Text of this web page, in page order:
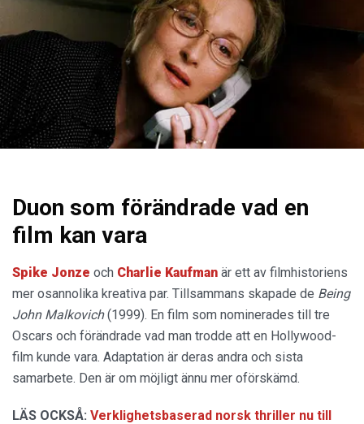
Duon som förändrade vad en
film kan vara
Spike Jonze och Charlie Kaufman är ett av filmhistoriens
mer osannolika kreativa par. Tillsammans skapade de Being
John Malkovich(1999). En film som nominerades till tre
Oscars och förändrade vad man trodde att en Hollywood-
film kunde vara. Adaptation är deras andra och sista
samarbete. Den är om möjligt ännu mer oförskämd.
LÄS OCKSÅ: Verklighetsbaserad norsk thriller nu till